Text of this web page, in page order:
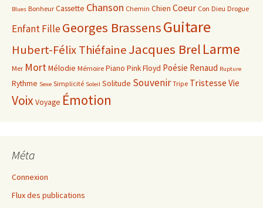
Blues Bonheur Cassette Chanson Chemin Chien Coeur Con Dieu Drogue
EnfantFilleGeorges BrassensGuitare
Hubert-Félix ThiéfaineJacques Brel Larme
Mer MortMélodie Mémoire Piano Pink Floyd Poésie Renaud Rupture
Rythme Sexe Simplicité Soleil Solitude Souvenir Tripe Tristesse Vie
VoixVoyage Émotion
Méta
Connexion
Flux des publications